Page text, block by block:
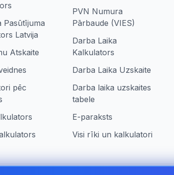
Pasūtījuma
Latvija
Atskaite
pēc
PVN Numura
Pārbaude (VIES)
Darba Laika
Kalkulators
Darba Laika Uzskaite
Darba laika uzskaites
tabele
E-paraksts
Visi rīki un kalkulatori